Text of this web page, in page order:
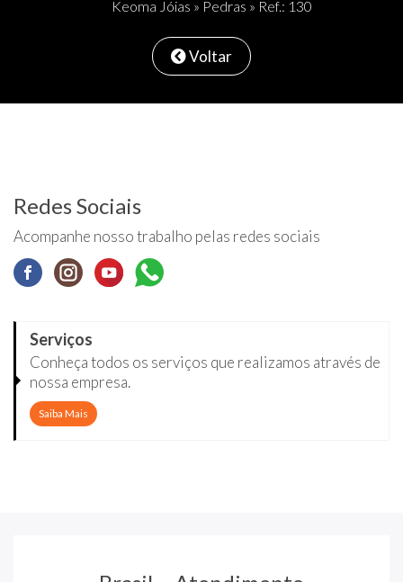
Keoma Jóias » Pedras » Ref.: 130
Voltar
Redes Sociais
Acompanhe nosso trabalho pelas redes sociais
Serviços
Conheça todos os serviços que realizamos através de
nossa empresa.
Saiba Mais